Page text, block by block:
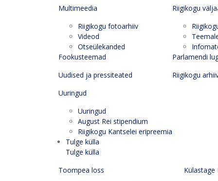
Multimeedia
Riigikogu fotoarhiiv
Videod
Otseülekanded
Fookusteemad
Uudised ja pressiteated
Uuringud
Uuringud
August Rei stipendium
Riigikogu Kantselei eripreemia
Riigikogu
Parlamendi
Riigikogu
Tulge külla
Tulge külla
Toompea loss
Külastage